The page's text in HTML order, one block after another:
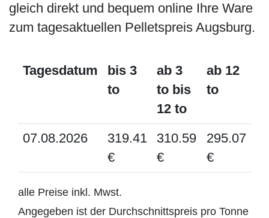
gleich direkt und bequem online Ihre Ware
zum tagesaktuellen Pelletspreis Augsburg.
Tagesdatum
bis 3
to
ab 3
to bis
12 to
ab 12
to
07.08.2026
319.41
€
310.59
€
295.07
€
alle Preise inkl. Mwst.
Angegeben ist der Durchschnittspreis pro Tonne